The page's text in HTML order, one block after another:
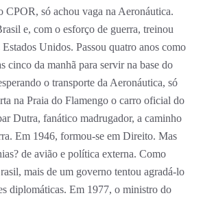
CPOR, só achou vaga na Aeronáutica.
e, com o esforço de guerra, treinou
Unidos. Passou quatro anos como
cinco da manhã para servir na base do
o transporte da Aeronáutica, só
na Praia do Flamengo o carro oficial do
Dutra, fanático madrugador, a caminho
Em 1946, formou-se em Direito. Mas
de avião e política externa. Como
mais de um governo tentou agradá-lo
diplomáticas. Em 1977, o ministro do